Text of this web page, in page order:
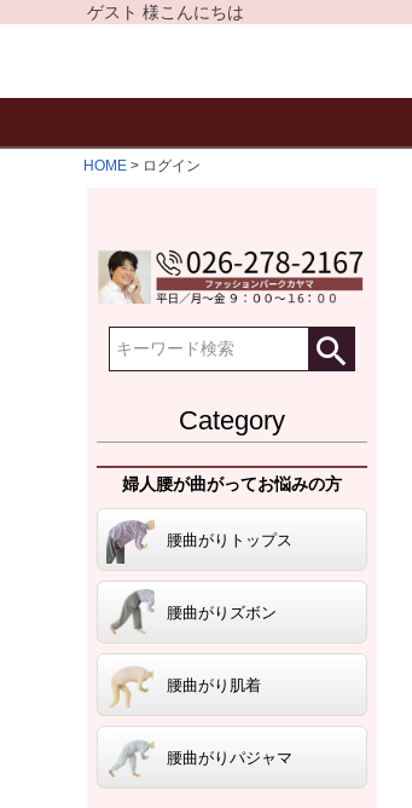
ゲスト 様こんにちは
HOME ログイン
Category
婦人腰が曲がってお悩みの方
腰曲がりトップス
腰曲がりズボン
腰曲がり肌着
腰曲がりパジャマ